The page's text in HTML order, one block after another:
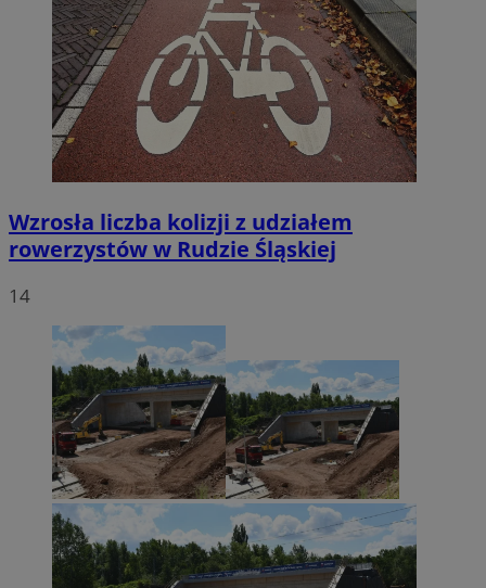
Wzrosła liczba kolizji z udziałem
rowerzystów w Rudzie Śląskiej
14